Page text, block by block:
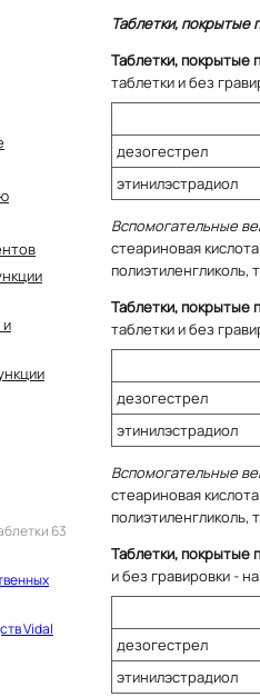
63
Vidal
Таблетки, покрытые
Таблетки, покрытые
таблетки и без
дезогестрел
этинилэстрадиол
Вспомогательные
стеариновая
полиэтиленгликоль,
Таблетки, покрытые
таблетки и без
дезогестрел
этинилэстрадиол
Вспомогательные
стеариновая
полиэтиленгликоль,
Таблетки, покрытые
и без гравировки -
дезогестрел
этинилэстрадиол